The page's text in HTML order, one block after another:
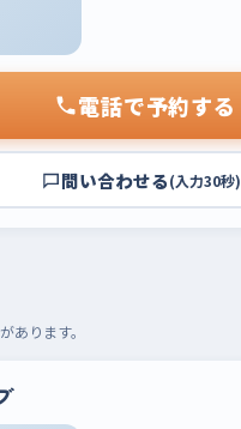
電話で予約する
問い合わせる(入力30秒)
ります。